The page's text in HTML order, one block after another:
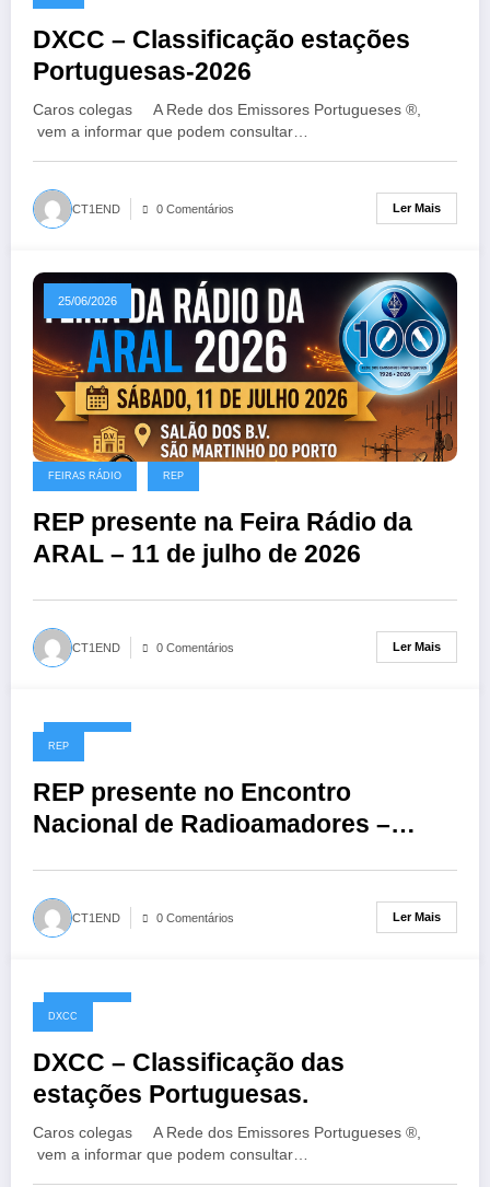
DXCC – Classificação estações
Portuguesas-2026
Caros colegas A Rede dos Emissores Portugueses ®,
vem a informar que podem consultar…
CT1END 0 Comentários Ler Mais
25/06/2026
FEIRAS RÁDIO REP
REP presente na Feira Rádio da
ARAL – 11 de julho de 2026
CT1END 0 Comentários Ler Mais
01/06/2026
REP
REP presente no Encontro
Nacional de Radioamadores –
CT1END 0 Comentários Ler Mais
10/05/2026
DXCC
DXCC – Classificação das
estações Portuguesas.
Caros colegas A Rede dos Emissores Portugueses ®,
vem a informar que podem consultar…